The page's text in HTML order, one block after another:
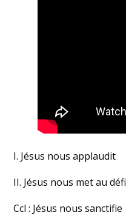
I. Jésus nous applaudit
II. Jésus nous met au défi
Ccl : Jésus nous sanctifie